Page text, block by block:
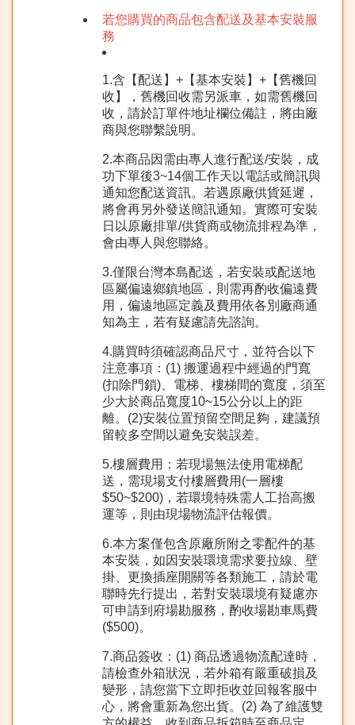
若您購買的商品包含配送及基本安裝服
務
1.含【配送】+【基本安裝】+【舊機回
收】，舊機回收需另派車，如需舊機回
收，請於訂單件地址欄位備註，將由廠
商與您聯繫說明。
2.本商品因需由專人進行配送/安裝，成
功下單後3~14個工作天以電話或簡訊與
通知您配送資訊。若遇原廠供貨延遲，
將會再另外發送簡訊通知。實際可安裝
日以原廠排單/供貨商或物流排程為準，
會由專人與您聯絡。
3.僅限台灣本島配送，若安裝或配送地
區屬偏遠鄉鎮地區，則需再酌收偏遠費
用，偏遠地區定義及費用依各別廠商通
知為主，若有疑慮請先諮詢。
4.購買時須確認商品尺寸，並符合以下
注意事項：(1) 搬運過程中經過的門寬
(扣除門鎖)、電梯、樓梯間的寬度，須至
少大於商品寬度10~15公分以上的距
離。(2)安裝位置預留空間足夠，建議預
留較多空間以避免安裝誤差。
5.樓層費用：若現場無法使用電梯配
送，需現場支付樓層費用(一層樓
$50~$200)，若環境特殊需人工抬高搬
運等，則由現場物流評估報價。
6.本方案僅包含原廠所附之零配件的基
本安裝，如因安裝環境需求要拉線、壁
掛、更換插座開關等各類施工，請於電
聯時先行提出，若對安裝環境有疑慮亦
可申請到府場勘服務，酌收場勘車馬費
($500)。
7.商品簽收：(1) 商品透過物流配達時，
請檢查外箱狀況，若外箱有嚴重破損及
變形，請您當下立即拒收並回報客服中
心，將會重新為您出貨。(2) 為了維護雙